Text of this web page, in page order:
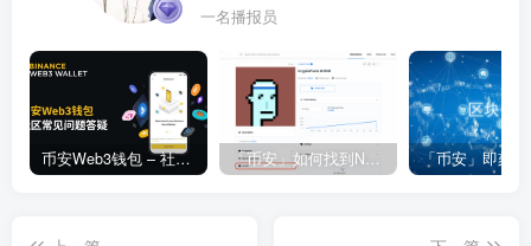
一名播报员
币安Web3钱包 – 社区常见问题答疑 「币安」如何找到NFT合约地址？